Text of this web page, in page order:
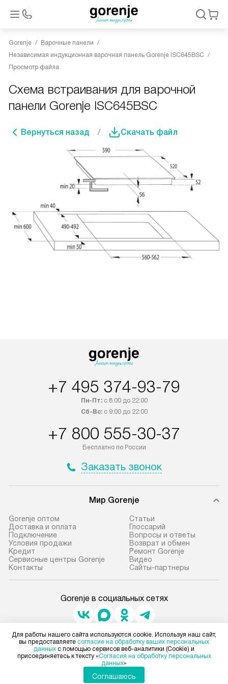
Gorenje
Варочные панели
Независимая индукционная варочная панель Gorenje ISC645BSC
Просмотр файла
Схема встраивания для варочной
панели Gorenje ISC645BSC
Вернуться назад Скачать файл
+7 495 374-93-79
Пн-Пт:с 8:00 до 22:00
Сб-Вс:с 9:00 до 22:00
+7 800 555-30-37
Бесплатно по России
Заказать звонок
Мир Gorenje
Gorenje оптом
Доставка и оплата
Подключение
Условия продажи
Кредит
Сервисные центры Gorenje
Контакты
Cтатьи
Глоссарий
Вопросы и ответы
Возврат и обмен
Ремонт Gorenje
Видео
Сайты-партнеры
Gorenje в социальных сетях
Для физических лиц
shop@gorenje-ru.ru
Для юридических лиц
business@kvalitet.company
Для работы нашего сайта используются cookie. Используя наш сайт,
вы предоставляете согласие на обработку ваших персональных
данных с помощью сервисов веб-аналитики (Cookie) и
присоединяетесь к тексту «Согласия на обработку персональных
данных»
Соглашаюсь